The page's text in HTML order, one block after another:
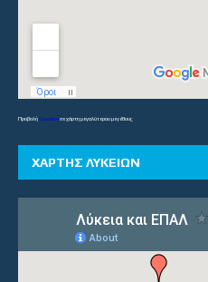
ΠροβολήΓυμνάσιασε χάρτη μεγαλύτερου μεγέθους
ΧΑΡΤΗΣ ΛΥΚΕΙΩΝ